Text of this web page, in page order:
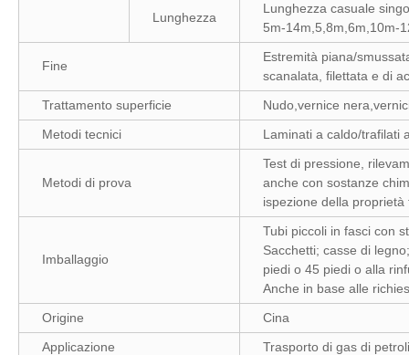
Lunghezza
Lunghezza casuale
5m-14m,5,8m,6m,10m-
Fine
Estremità piana/
scanalata, filettata e di
Trattamento superficie
Nudo,vernice
Metodi tecnici
Laminati a caldo/trafilati
Metodi di prova
Test di pressione,
anche con sostanze
ispezione della proprietà
Imballaggio
Tubi piccoli in fasci con
Sacchetti; casse di
piedi o 45 piedi o alla
Anche in base alle
Origine
Cina
Applicazione
Trasporto di gas di